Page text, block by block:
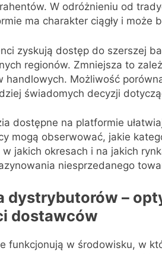
W odróżnieniu od
ma charakter ciągły i może
zyskują dostęp do szerszej
regionów. Zmniejsza to
handlowych. Możliwość
świadomych decyzji
dostępne na platformie
mogą obserwować, jakie
jakich okresach i na jakich
niesprzedanego
dystrybutorów –
dostawców
funkcjonują w środowisku, w